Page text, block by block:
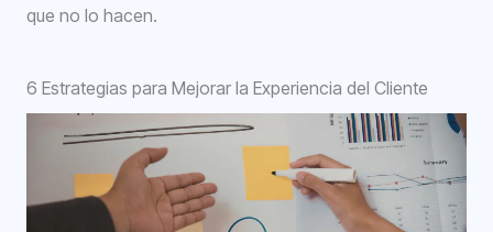
que no lo hacen.
6 Estrategias para Mejorar la Experiencia del Cliente